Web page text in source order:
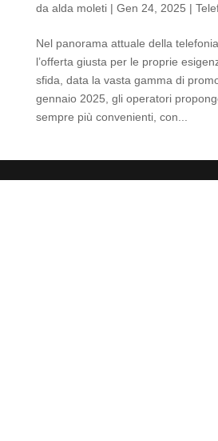
da alda moleti| Gen 24, 2025 |
Nel panorama attuale della
l’offerta giusta per le proprie
sfida, data la vasta gamma di
gennaio 2025, gli operatori
sempre più convenienti, con...